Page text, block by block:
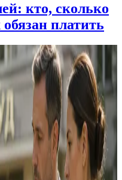
кто, сколько
платить